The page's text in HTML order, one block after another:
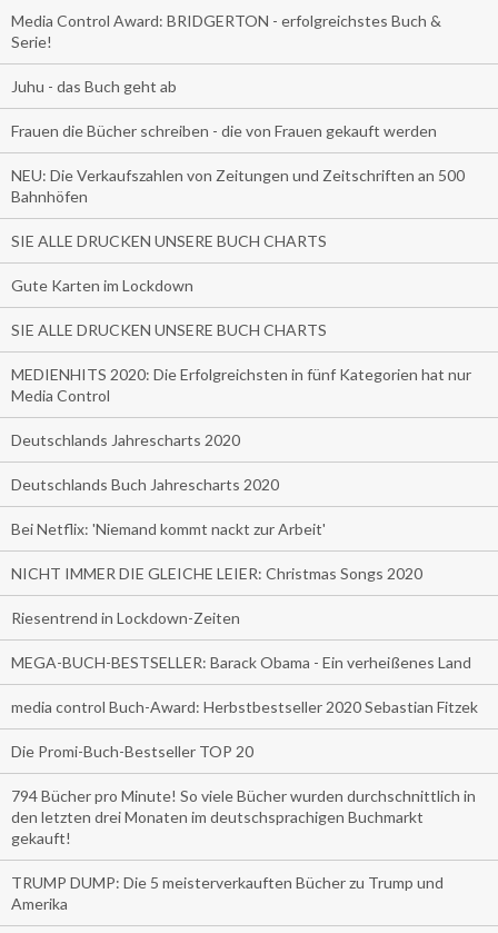
Media Control Award: BRIDGERTON - erfolgreichstes Buch &
Serie!
Juhu - das Buch geht ab
Frauen die Bücher schreiben - die von Frauen gekauft werden
NEU: Die Verkaufszahlen von Zeitungen und Zeitschriften an 500
Bahnhöfen
SIE ALLE DRUCKEN UNSERE BUCH CHARTS
Gute Karten im Lockdown
SIE ALLE DRUCKEN UNSERE BUCH CHARTS
MEDIENHITS 2020: Die Erfolgreichsten in fünf Kategorien hat nur
Media Control
Deutschlands Jahrescharts 2020
Deutschlands Buch Jahrescharts 2020
Bei Netflix: 'Niemand kommt nackt zur Arbeit'
NICHT IMMER DIE GLEICHE LEIER: Christmas Songs 2020
Riesentrend in Lockdown-Zeiten
MEGA-BUCH-BESTSELLER: Barack Obama - Ein verheißenes Land
media control Buch-Award: Herbstbestseller 2020 Sebastian Fitzek
Die Promi-Buch-Bestseller TOP 20
794 Bücher pro Minute! So viele Bücher wurden durchschnittlich in
den letzten drei Monaten im deutschsprachigen Buchmarkt
gekauft!
TRUMP DUMP: Die 5 meisterverkauften Bücher zu Trump und
Amerika